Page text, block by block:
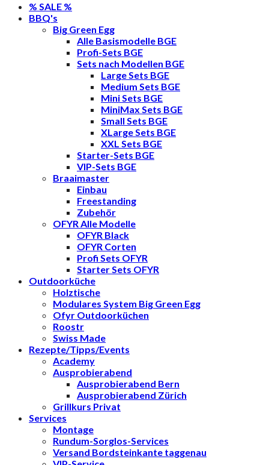
% SALE %
BBQ's
Big Green Egg
Alle Basismodelle BGE
Profi-Sets BGE
Sets nach Modellen BGE
Large Sets BGE
Medium Sets BGE
Mini Sets BGE
MiniMax Sets BGE
Small Sets BGE
XLarge Sets BGE
XXL Sets BGE
Starter-Sets BGE
VIP-Sets BGE
Braaimaster
Einbau
Freestanding
Zubehör
OFYR Alle Modelle
OFYR Black
OFYR Corten
Profi Sets OFYR
Starter Sets OFYR
Outdoorküche
Holztische
Modulares System Big Green Egg
Ofyr Outdoorküchen
Roostr
Swiss Made
Rezepte/Tipps/Events
Academy
Ausprobierabend
Ausprobierabend Bern
Ausprobierabend Zürich
Grillkurs Privat
Services
Montage
Rundum-Sorglos-Services
Versand Bordsteinkante taggenau